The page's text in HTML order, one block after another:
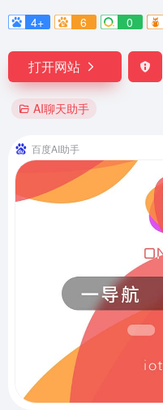
4+
6 0
打开网站
AI聊天助手
百度AI助手